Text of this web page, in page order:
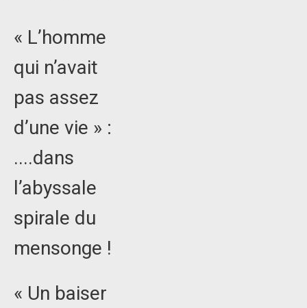
« L’homme
qui n’avait
pas assez
d’une vie » :
....dans
l’abyssale
spirale du
mensonge !
« Un baiser